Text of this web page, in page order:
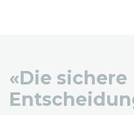
«Die sichere